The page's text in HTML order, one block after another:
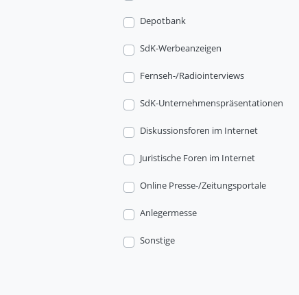
Depotbank
SdK-Werbeanzeigen
Fernseh-/Radiointerviews
SdK-Unternehmenspräsentationen
Diskussionsforen im Internet
Juristische Foren im Internet
Online Presse-/Zeitungsportale
Anlegermesse
Sonstige